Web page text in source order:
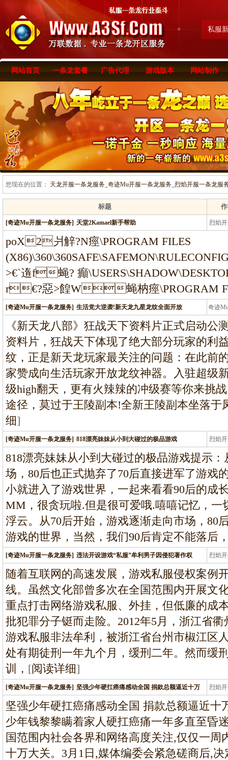
私服
网站首页 一条龙套餐 广告代理 游戏版本 网站制作
您现在的位置： 天龙开服一条龙服务_奇迹Mu开服一条龙服务_烈焰开服一条龙服
标题
[奇迹Mu开服一条龙服务] 天堂2Kamael新手帮助 烈焰
poX2爿觪?N痙\PROGRAM FILES
>€`遀f蝇? 癲
r€?惡>餭W蝇枘痙\PROGRAM
[奇迹Mu开服一条龙服务] 生活党大逆袭!新天龙九星龙纹全面开放 奇迹
条
《新天龙八部》狂战天下资料片正式启动公
资料片，狂战天下体现了绝大部分玩家的利
纹，正是新天龙玩家最关注的问题：在此前
家赞成向生活玩家开放龙纹神器。入驻超级
级high翻天，更有火辣辣的冲级赛等你来挑
途径，莫过于王陵副本!全新王陵副本坐落于
细]
[奇迹Mu开服一条龙服务] 818漂亮妹妹从小到大碰过的极品游戏 烈焰
龙
818漂亮妹妹从小到大碰过的极品游戏提示
场，80后也正式抛弃了70后直接进军了游戏
小就进入了游戏世界，一起来看看90后的成
MM，很贪玩啦.但是很可爱哦.嘻嘻记忆，一
浮云。从70后开始，游戏逐渐走向市场，80
游戏的世界，当然，我们90后肯定不能落后
[奇迹Mu开服一条龙服务] 违法开设游戏“私服”牟利男子因侵犯著作权 烈焰
龙
随着互联网的高速发展，游戏私服侵权案例
线。虽然文化部曾多次在全国范围内开展文
重点打击网络游戏私服、外挂，但低廉的成
批犯罪分子铤而走险。2012年5月，浙江省
游戏私服非法牟利，被浙江省台州市椒江区
处有期徒刑一年九个月，缓刑二年。然而缓
训， [阅读详细]
[奇迹Mu开服一条龙服务] 坚强少年硬扛癌痛感动全国 捐款总额逼近十万 烈焰
龙
坚强少年硬扛癌痛感动全国 捐款总额逼近十
少年钱黎黎瞒着家人硬扛癌痛一年多直至昏
国范围内社会各界和网络高度关注,仅仅一周
十万大关。3月1日,媒体编委会紧急磋商后,